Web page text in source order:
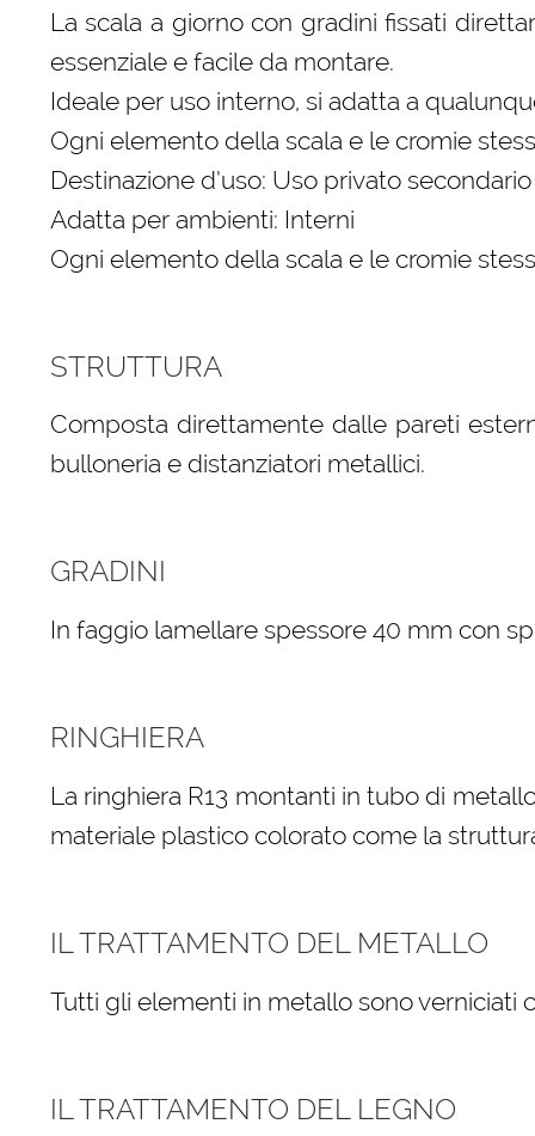
La scala a giorno con gradini fissati
essenziale e facile da montare.
Ideale per uso interno, si adatta a
Ogni elemento della scala e le cromie
Destinazione d’uso: Uso privato secondario
Adatta per ambienti: Interni
Ogni elemento della scala e le cromie
STRUTTURA
Composta direttamente dalle pareti
bulloneria e distanziatori metallici.
GRADINI
In faggio lamellare spessore 40 mm con
RINGHIERA
La ringhiera R13 montanti in tubo di
materiale plastico colorato come la
IL TRATTAMENTO DEL METALLO
Tutti gli elementi in metallo sono verniciati
IL TRATTAMENTO DEL LEGNO